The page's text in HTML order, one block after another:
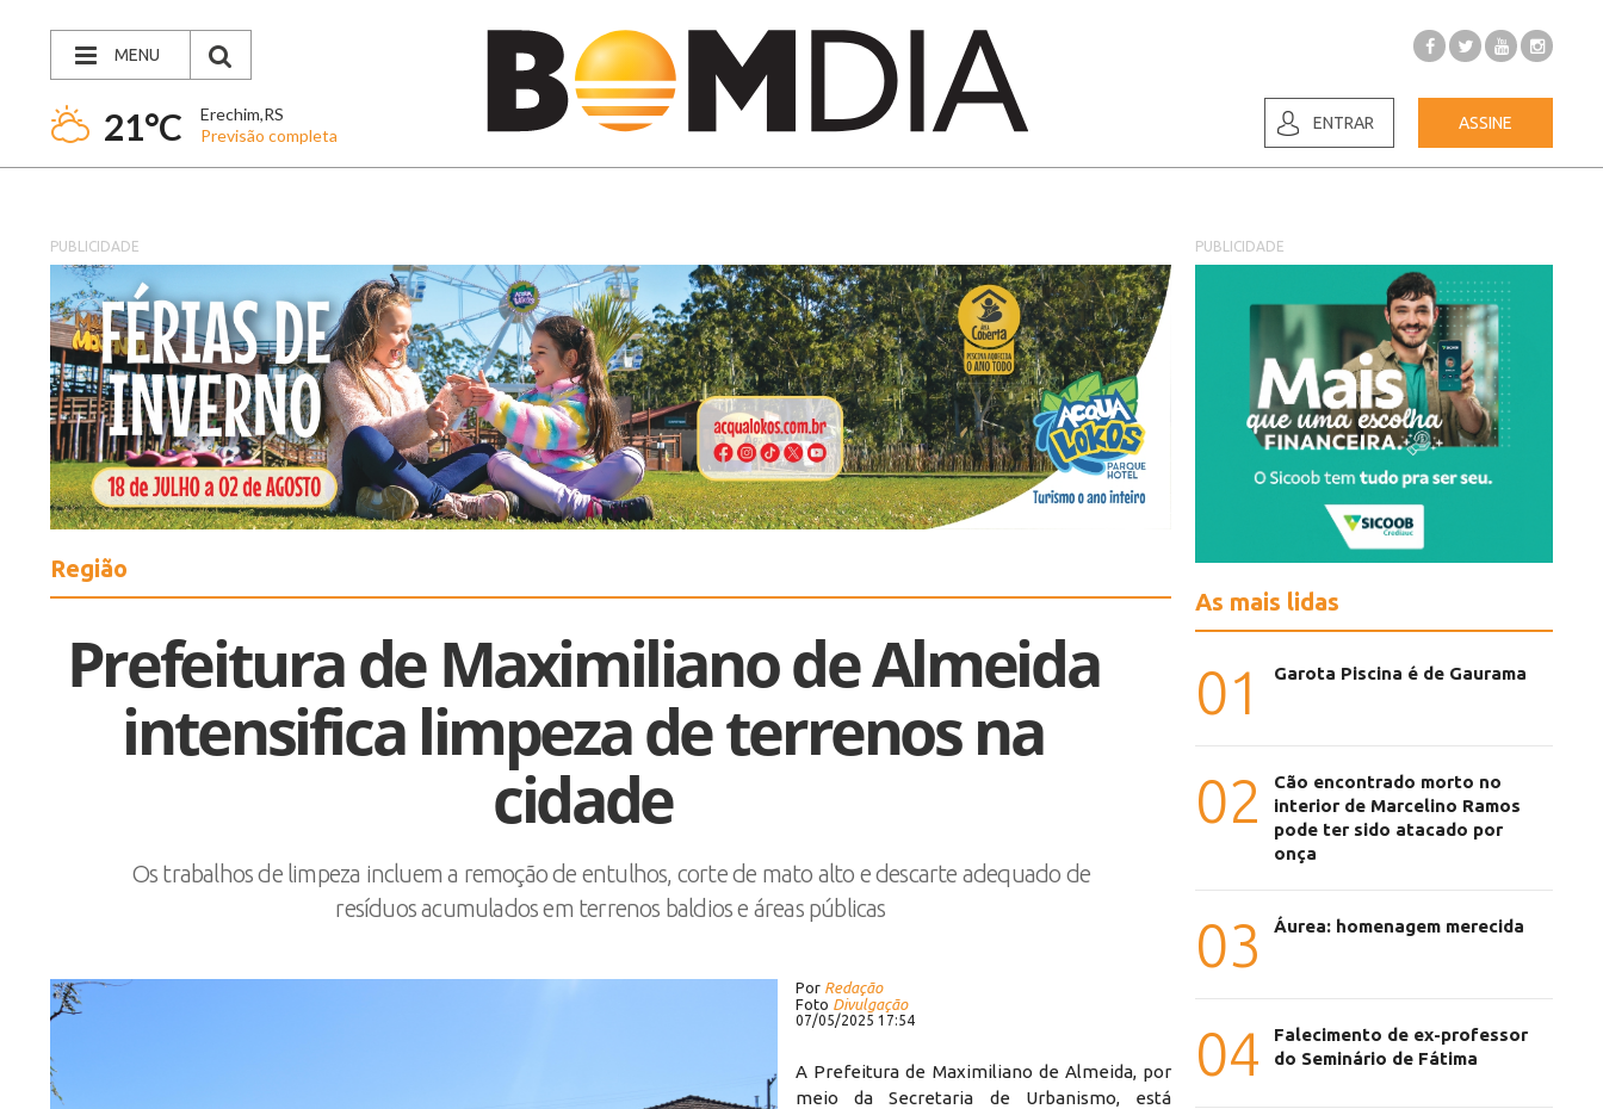
MENU
21°C
Erechim,RS
Previsão completa
ENTRAR ASSINE
PUBLICIDADE
Região
Prefeitura de Maximiliano de Almeida
intensifica limpeza de terrenos na
cidade
Os trabalhos de limpeza incluem a remoção de entulhos, corte de mato alto e descarte adequado de
resíduos acumulados em terrenos baldios e áreas públicas
Por Redação
Foto Divulgação
07/05/2025 17:54
A Prefeitura de Maximiliano de Almeida, por
meio da Secretaria de Urbanismo, está
PUBLICIDADE
As mais lidas
01 Garota Piscina é de Gaurama
02
Cão encontrado morto no
interior de Marcelino Ramos
pode ter sido atacado por
onça
03 Áurea: homenagem merecida
04
Falecimento de ex-professor
do Seminário de Fátima